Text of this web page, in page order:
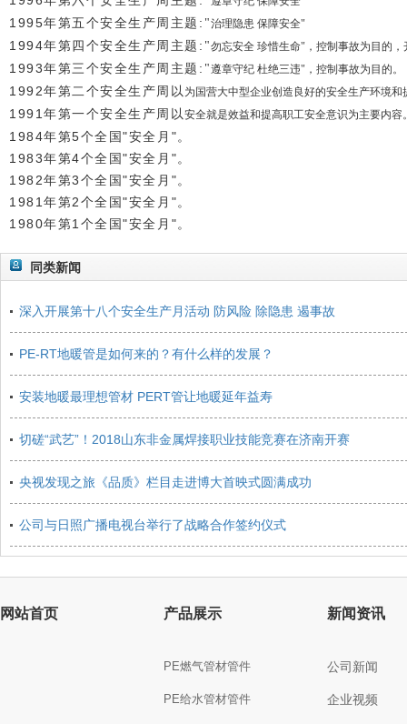
1995年第五个安全生产周主题 : "治理隐患 保障安全"
1994年第四个安全生产周主题 : "勿忘安全 珍惜生命" ，控制事故为目的，
1993年第三个安全生产周主题 : "遵章守纪 杜绝三违" ，控制事故为目的。
1992年第二个安全生产周以 为国营大中型企业创造良好的安全生产环境
1991年第一个安全生产周以安全就是效益和提高职工安全意识为主要内容
1984年第5个全国"安全月 "。
1983年第4个全国"安全月 "。
1982年第3个全国"安全月 "。
1981年第2个全国"安全月 "。
1980年第1 个全国"安全月 "。
同类新闻
深入开展第十八个安全生产月活动 防风险 除隐患 遏事故
PE-RT地暖管是如何来的？有什么样的发展？
安装地暖最理想管材 PERT管让地暖延年益寿
切磋“武艺”！2018山东非金属焊接职业技能竞赛在济南开赛
央视发现之旅《品质》栏目走进博大首映式圆满成功
公司与日照广播电视台举行了战略合作签约仪式
网站首页 产品展示 新闻资讯
PE燃气管材管件
PE给水管材管件
公司新闻
企业视频